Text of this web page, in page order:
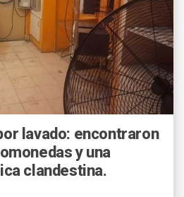
lavado: encontraron
y una
clandestina.